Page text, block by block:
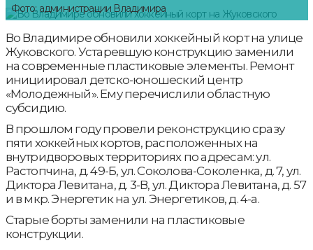
Фото: администрации Владимира
Во Владимире обновили хоккейный корт на улице
Жуковского. Устаревшую конструкцию заменили
на современные пластиковые элементы. Ремонт
инициировал детско-юношеский центр
«Молодежный». Ему перечислили областную
субсидию.
В прошлом году провели реконструкцию сразу
пяти хоккейных кортов, расположенных на
внутридворовых территориях по адресам: ул.
Растопчина, д. 49-Б, ул. Соколова-Соколенка, д. 7, ул.
Диктора Левитана, д. 3-В, ул. Диктора Левитана, д. 57
и в мкр. Энергетик на ул. Энергетиков, д. 4-а.
Старые борты заменили на пластиковые
конструкции.